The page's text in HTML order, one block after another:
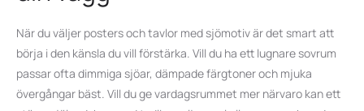
När du väljer posters och tavlor med sjömotiv är det smart att
börja i den känsla du vill förstärka. Vill du ha ett lugnare sovrum
passar ofta dimmiga sjöar, dämpade färgtoner och mjuka
övergångar bäst. Vill du ge vardagsrummet mer närvaro kan ett